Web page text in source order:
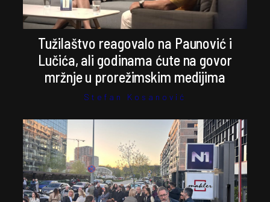
Tužilaštvo reagovalo na Paunović i
Lučića, ali godinama ćute na govor
mržnje u prorežimskim medijima
Stefan Kosanović